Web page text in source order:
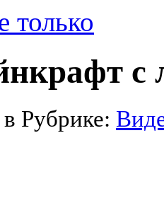
только
с
Рубрике: